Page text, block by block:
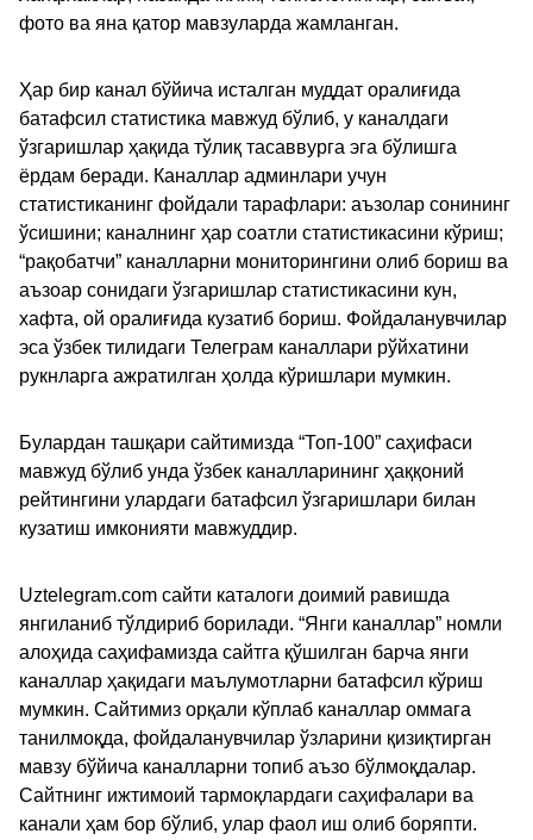
фото ва яна қатор мавзуларда жамланган.
Ҳар бир канал бўйича исталган муддат оралиғида
батафсил статистика мавжуд бўлиб, у каналдаги
ўзгаришлар ҳақида тўлиқ тасаввурга эга бўлишга
ёрдам беради. Каналлар админлари учун
статистиканинг фойдали тарафлари: аъзолар сонининг
ўсишини; каналнинг ҳар соатли статистикасини кўриш;
“рақобатчи” каналларни мониторингини олиб бориш ва
аъзоар сонидаги ўзгаришлар статистикасини кун,
хафта, ой оралиғида кузатиб бориш. Фойдаланувчилар
эса ўзбек тилидаги Телеграм каналлари рўйхатини
рукнларга ажратилган ҳолда кўришлари мумкин.
Булардан ташқари сайтимизда “Топ-100” саҳифаси
мавжуд бўлиб унда ўзбек каналларининг ҳаққоний
рейтингини улардаги батафсил ўзгаришлари билан
кузатиш имконияти мавжуддир.
Uztelegram.com сайти каталоги доимий равишда
янгиланиб тўлдириб борилади. “Янги каналлар” номли
алоҳида саҳифамизда сайтга қўшилган барча янги
каналлар ҳақидаги маълумотларни батафсил кўриш
мумкин. Сайтимиз орқали кўплаб каналлар оммага
танилмоқда, фойдаланувчилар ўзларини қизиқтирган
мавзу бўйича каналларни топиб аъзо бўлмоқдалар.
Сайтнинг ижтимоий тармоқлардаги саҳифалари ва
канали ҳам бор бўлиб, улар фаол иш олиб боряпти.